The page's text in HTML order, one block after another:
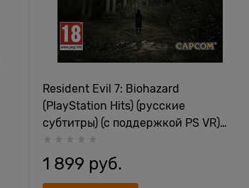
Resident Evil 7: Biohazard
(PlayStation Hits) (русские
субтитры) (с поддержкой PS VR)
1 899 руб.